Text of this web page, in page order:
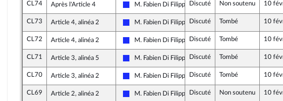
CL74 Après l'Article 4
Les Républicains
M. Fabien Di Filippo Discuté Non soutenu 10
CL73 Article 4, alinéa 2
Les Républicains
M. Fabien Di Filippo Discuté Tombé 10
CL72 Article 4, alinéa 2
Les Républicains
M. Fabien Di Filippo Discuté Tombé 10
CL71 Article 3, alinéa 5
Les Républicains
M. Fabien Di Filippo Discuté Tombé 10
CL70 Article 3, alinéa 2
Les Républicains
M. Fabien Di Filippo Discuté Tombé 10
CL69 Article 2, alinéa 2
Les Républicains
M. Fabien Di Filippo Discuté Non soutenu 10